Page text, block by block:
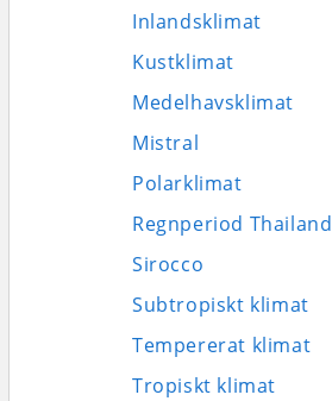
Inlandsklimat
Kustklimat
Medelhavsklimat
Mistral
Polarklimat
Regnperiod Thailand
Sirocco
Subtropiskt klimat
Tempererat klimat
Tropiskt klimat